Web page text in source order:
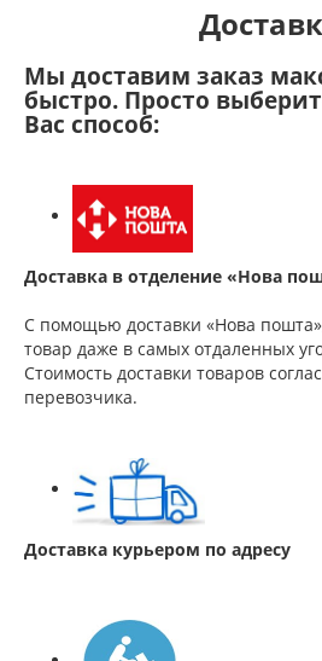
Мы доставим заказ
быстро. Просто
Вас способ:
Доставка в отделение «Нова
С помощью доставки «Нова
товар даже в самых отдаленных
Стоимость доставки товаров
перевозчика.
Доставка курьером по адресу